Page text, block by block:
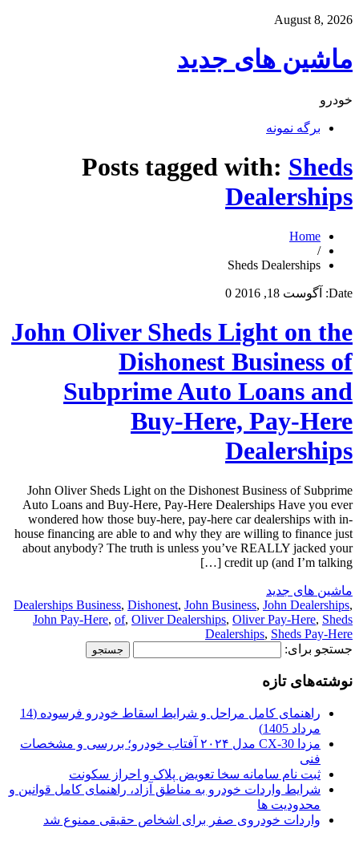
August 8, 2026
ماشین های جدید
خودرو
برگه نمونه
Posts tagged with: Sheds
Dealerships
Home
/
Sheds Dealerships
Date: آگوست 18, 2016 0
John Oliver Sheds Light on the
Dishonest Business of
Subprime Auto Loans and
Buy-Here, Pay-Here
Dealerships
John Oliver Sheds Light on the Dishonest Business of Subprime
Auto Loans and Buy-Here, Pay-Here Dealerships Have you ever
wondered how those buy-here, pay-here car dealerships with in-
house financing are able to and why they are willing to finance just
about anybody? The truth is unless you’ve REALLY jacked your
credit up (and I’m talking […]
ماشین های جدید
Dealerships Business, Dishonest, John Business, John Dealerships,
John Pay-Here, of, Oliver Dealerships, Oliver Pay-Here, Sheds
Dealerships, Sheds Pay-Here
جستجو برای:
نوشته‌های تازه
راهنمای کامل مراحل و شرایط اسقاط خودرو فرسوده (14
مرداد 1405)
مزدا CX-30 مدل ۲۰۲۴ آفتاب خودرو؛ بررسی و مشخصات
فنی
ثبت نام سامانه سخا تعویض پلاک و احراز سکونت
شرایط واردات خودرو به مناطق آزاد، راهنمای کامل قوانین و
محدودیت ها
واردات خودروی صفر برای اشخاص حقیقی ممنوع شد